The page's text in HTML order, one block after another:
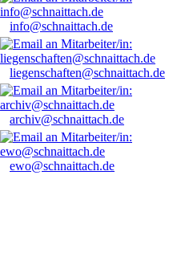
info@schnaittach.de
liegenschaften@schnaittach.de
archiv@schnaittach.de
ewo@schnaittach.de